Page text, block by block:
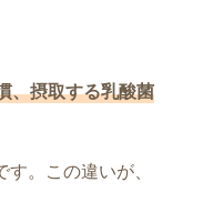
、摂取する乳酸菌
。この違いが、